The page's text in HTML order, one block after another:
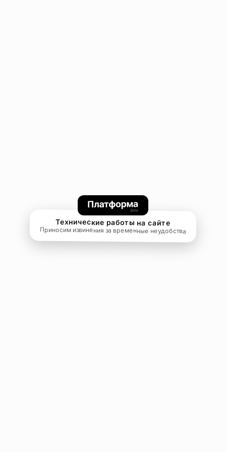
Технические работы на сайте
Приносим извинения за временные неудобства